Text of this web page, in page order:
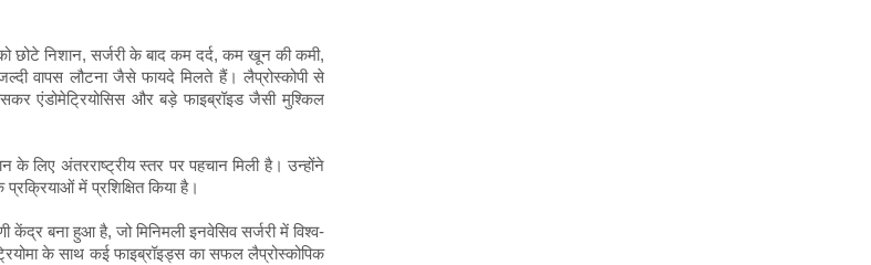
छोटे निशान, सर्जरी के बाद कम दर्द, कम खून की कमी,
वापस लौटना जैसे फायदे मिलते हैं। लैप्रोस्कोपी से
एंडोमेट्रियोसिस और बड़े फाइब्रॉइड जैसी मुश्किल
लिए अंतरराष्ट्रीय स्तर पर पहचान मिली है। उन्होंने
में प्रशिक्षित किया है।
केंद्र बना हुआ है, जो मिनिमली इनवेसिव सर्जरी में विश्व-
के साथ कई फाइब्रॉइड्स का सफल लैप्रोस्कोपिक